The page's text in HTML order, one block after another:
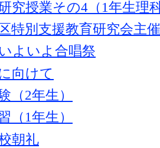
究授業その4（1年生理
特別支援教育研究会
よいよ合唱祭
向けて
（2年生）
（1年生）
朝礼